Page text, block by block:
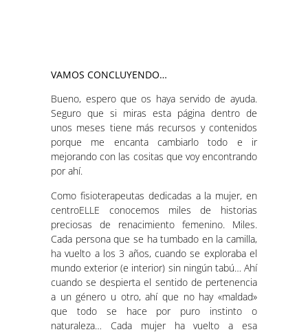
VAMOS CONCLUYENDO…
Bueno, espero que os haya servido de ayuda.
Seguro que si miras esta página dentro de
unos meses tiene más recursos y contenidos
porque me encanta cambiarlo todo e ir
mejorando con las cositas que voy encontrando
por ahí.
Como fisioterapeutas dedicadas a la mujer, en
centroELLE conocemos miles de historias
preciosas de renacimiento femenino. Miles.
Cada persona que se ha tumbado en la camilla,
ha vuelto a los 3 años, cuando se exploraba el
mundo exterior (e interior) sin ningún tabú… Ahí
cuando se despierta el sentido de pertenencia
a un género u otro, ahí que no hay «maldad»
que todo se hace por puro instinto o
naturaleza… Cada mujer ha vuelto a esa